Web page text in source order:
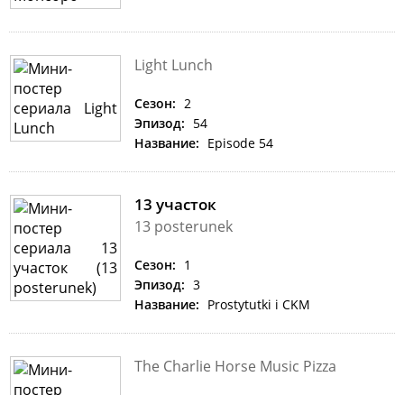
Light Lunch
Сезон: 2
Эпизод: 54
Название: Episode 54
13 участок
13 posterunek
Сезон: 1
Эпизод: 3
Название: Prostytutki i CKM
The Charlie Horse Music Pizza